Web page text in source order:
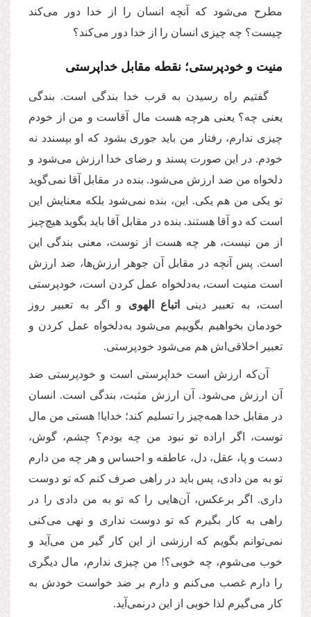
مطرح می‌شود که آنچه انسان را از خدا دور می‌کند
چیست؟ چه چیزی انسان را از خدا دور می‌کند؟
منیت و خودپرستی؛ نقطه مقابل خداپرستی
گفتیم راه رسیدن به قرب خدا بندگی است. بندگی
یعنی چه؟ یعنی هرچه هست مال آقاست و من از خودم
چیزی ندارم، رفتار من باید جوری بشود که او بپسندد نه
خودم. در این صورت پسند و رضای خدا ارزش می‌شود و
دلخواه من ضد ارزش می‌شود. بنده در مقابل آقا نمی‌گوید
تو یکی من هم یکی. این، بنده نمی‌شود بلکه معنایش این
است که دو آقا هستند. بنده در مقابل آقا باید بگوید هیچ‌چیز
از من نیست، هر چه هست از توست، معنی بندگی این
است. پس آنچه در مقابل آن جوهر ارزش‌ها، ضد ارزش
است منیت است، به‌دلخواه عمل کردن است، خودپرستی
است، به تعبیر دینی
اتباع الهوی و اگر به تعبیر روز
خودمان بخواهیم بگوییم می‌شود به‌دلخواه عمل کردن و
تعبیر اخلاقی‌اش هم می‌شود خودپرستی.
آن‌که ارزش است خداپرستی است و خودپرستی ضد
آن ارزش می‌شود. آن ارزش مثبت، بندگی است. انسان
در مقابل خدا همه‌چیز را تسلیم کند؛ خدایا! هستی من مال
توست، اگر اراده تو نبود من چه بودم؟ چشم، گوش،
دست ‌و پا، عقل، دل، عاطفه و احساس و هر چه من دارم
تو به من دادی، پس باید در راهی صرف کنم که تو دوست
داری. اگر برعکس، آن‌هایی را که تو به من دادی را در
راهی به کار بگیرم که تو دوست نداری و نهی می‌کنی
نمی‌توانم بگویم که ارزشی از این کار گیر من می‌آید و
خوب می‌شوم، چه خوبی؟! من چیزی ندارم، مال دیگری
را دارم غصب می‌کنم و دارم بر ضد خواست خودش به
کار می‌گیرم لذا خوبی از این درنمی‌آید.